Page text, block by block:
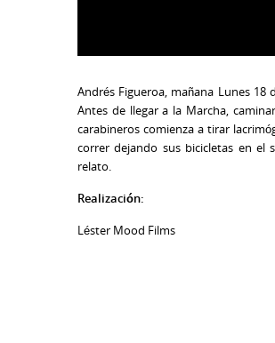
Andrés Figueroa, mañana Lunes
Antes de llegar a la Marcha,
carabineros comienza a tirar
correr dejando sus bicicletas en el
relato.
Realización:
Léster Mood Films